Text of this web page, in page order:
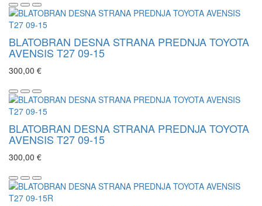
BLATOBRAN DESNA STRANA PREDNJA TOYOTA
AVENSIS T27 09-15
300,00 €
BLATOBRAN DESNA STRANA PREDNJA TOYOTA
AVENSIS T27 09-15
300,00 €